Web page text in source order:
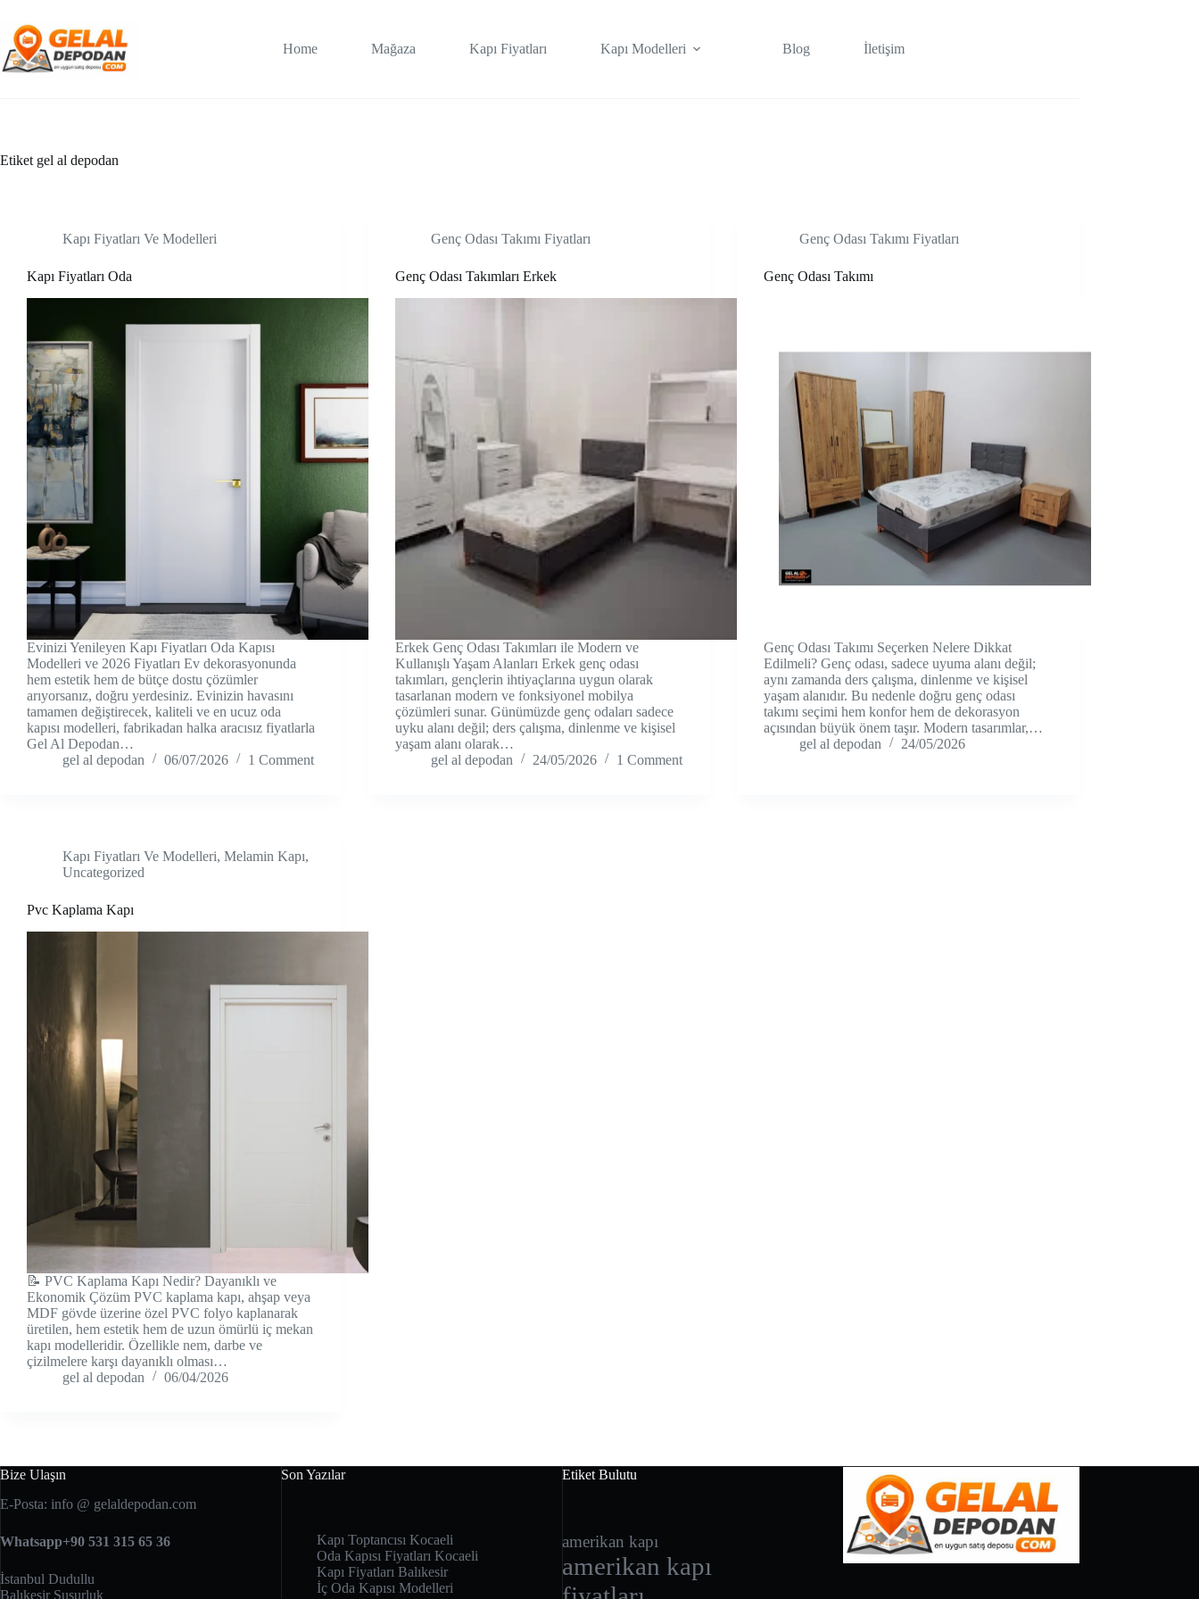
content
Home Mağaza Kapı Fiyatları Kapı Modelleri Blog İletişim
Etiket gel al depodan
Kapı Fiyatları Ve Modelleri
Kapı Fiyatları Oda
Evinizi Yenileyen Kapı Fiyatları Oda Kapısı
Modelleri ve 2026 Fiyatları Ev dekorasyonunda
hem estetik hem de bütçe dostu çözümler
arıyorsanız, doğru yerdesiniz. Evinizin havasını
tamamen değiştirecek, kaliteli ve en ucuz oda
kapısı modelleri, fabrikadan halka aracısız fiyatlarla
Gel Al Depodan…
gel al depodan
06/07/2026 1 Comment
Genç Odası Takımı Fiyatları
Genç Odası Takımları Erkek
Erkek Genç Odası Takımları ile Modern ve
Kullanışlı Yaşam Alanları Erkek genç odası
takımları, gençlerin ihtiyaçlarına uygun olarak
tasarlanan modern ve fonksiyonel mobilya
çözümleri sunar. Günümüzde genç odaları sadece
uyku alanı değil; ders çalışma, dinlenme ve kişisel
yaşam alanı olarak…
gel al depodan
24/05/2026 1 Comment
Genç Odası Takımı Fiyatları
Genç Odası Takımı
Genç Odası Takımı Seçerken Nelere Dikkat
Edilmeli? Genç odası, sadece uyuma alanı değil;
aynı zamanda ders çalışma, dinlenme ve kişisel
yaşam alanıdır. Bu nedenle doğru genç odası
takımı seçimi hem konfor hem de dekorasyon
açısından büyük önem taşır. Modern tasarımlar,…
gel al depodan
24/05/2026
Kapı Fiyatları Ve Modelleri, Melamin Kapı,
Uncategorized
Pvc Kaplama Kapı
📝 PVC Kaplama Kapı Nedir? Dayanıklı ve
Ekonomik Çözüm PVC kaplama kapı, ahşap veya
MDF gövde üzerine özel PVC folyo kaplanarak
üretilen, hem estetik hem de uzun ömürlü iç mekan
kapı modelleridir. Özellikle nem, darbe ve
çizilmelere karşı dayanıklı olması…
gel al depodan
06/04/2026
Bize Ulaşın
E-Posta: info @ gelaldepodan.com
Whatsapp+90 531 315 65 36
İstanbul Dudullu
Balıkesir Susurluk
Son Yazılar
Kapı Toptancısı Kocaeli
Oda Kapısı Fiyatları Kocaeli
Kapı Fiyatları Balıkesir
İç Oda Kapısı Modelleri
Etiket Bulutu
amerikan kapı
amerikan kapı